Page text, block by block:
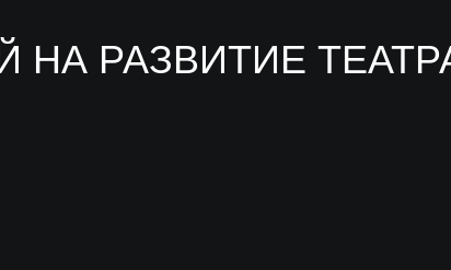
НА РАЗВИТИЕ